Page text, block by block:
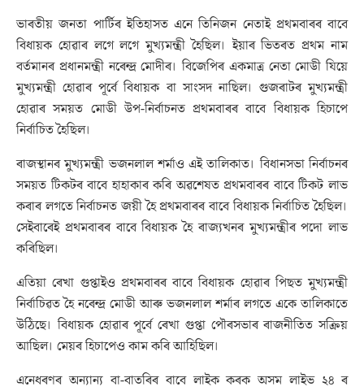
ভাৰতীয় জনতা পাৰ্টিৰ ইতিহাসত এনে তিনিজন নেতাই প্ৰথমবাৰৰ বাবে
বিধায়ক হোৱাৰ লগে লগে মুখ্যমন্ত্ৰী হৈছিল। ইয়াৰ ভিতৰত প্ৰথম নাম
বৰ্তমানৰ প্ৰধানমন্ত্ৰী নৰেন্দ্ৰ মোদীৰ। বিজেপিৰ একমাত্ৰ নেতা মোডী যিয়ে
মুখ্যমন্ত্ৰী হোৱাৰ পূৰ্বে বিধায়ক বা সাংসদ নাছিল। গুজৰাটৰ মুখ্যমন্ত্রী
হোৱাৰ সময়ত মোডী উপ-নির্বাচনত প্ৰথমবাৰৰ বাবে বিধায়ক হিচাপে
নিৰ্বাচিত হৈছিল।
ৰাজস্থানৰ মুখ্যমন্ত্ৰী ভজনলাল শৰ্মাও এই তালিকাত। বিধানসভা নিৰ্বাচনৰ
সময়ত টিকটৰ বাবে হাহাকাৰ কৰি অৱশেষত প্ৰথমবাৰৰ বাবে টিকট লাভ
কৰাৰ লগতে নিৰ্বাচনত জয়ী হৈ প্ৰথমবাৰৰ বাবে বিধায়ক নিৰ্বাচিত হৈছিল।
সেইবাৰেই প্ৰথমবাৰৰ বাবে বিধায়ক হৈ ৰাজ্যখনৰ মুখ্যমন্ত্ৰীৰ পদো লাভ
কৰিছিল।
এতিয়া ৰেখা গুপ্তাইও প্ৰথমবাৰৰ বাবে বিধায়ক হোৱাৰ পিছত মুখ্যমন্ত্ৰী
নিৰ্বাচিৱত হৈ নৰেন্দ্ৰ মোডী আৰু ভজনলাল শৰ্মাৰ লগতে একে তালিকাতে
উঠিছে। বিধায়ক হোৱাৰ পূৰ্বে ৰেখা গুপ্তা পৌৰসভাৰ ৰাজনীতিত সক্ৰিয়
আছিল। মেয়ৰ হিচাপেও কাম কৰি আহিছিল।
এনেধৰণৰ অন্যান্য বা-বাতৰিৰ বাবে লাইক কৰক অসম লাইভ ২৪ ৰ